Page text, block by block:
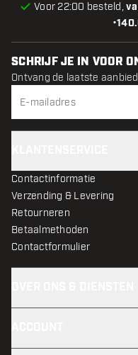
•
Voor 22:00 besteld,
SCHRIJF JE IN VOOR
Ontvang de laatste
Contactinformatie
Verzending & Levering
Retourneren
Betaalmethoden
Contactformulier